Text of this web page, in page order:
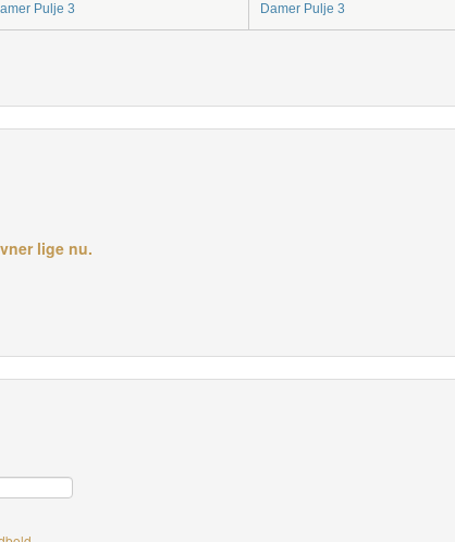
Pulje 3 Damer Pulje 3
lige nu.